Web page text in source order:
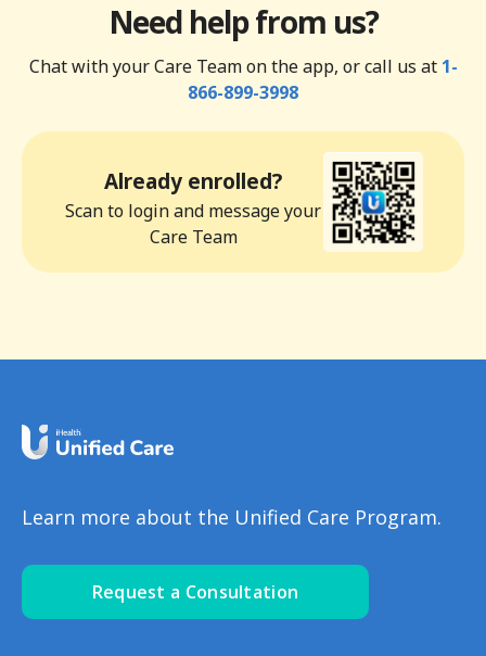
Need help from us?
Chat with your Care Team on the app, or call us at 1-
866-899-3998
Already enrolled?
Scan to login and message your
Care Team
Learn more about the Unified Care Program.
Request a Consultation